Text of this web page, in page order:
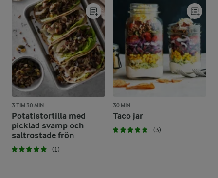
3 TIM 30 MIN
Potatistortilla med
picklad svamp och
saltrostade frön
(1)
30 MIN
Taco jar
(3)